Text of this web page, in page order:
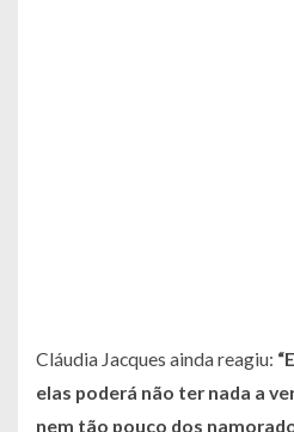
Cláudia Jacques ainda reagiu: “
elas poderá não ter nada a
nem tão pouco dos